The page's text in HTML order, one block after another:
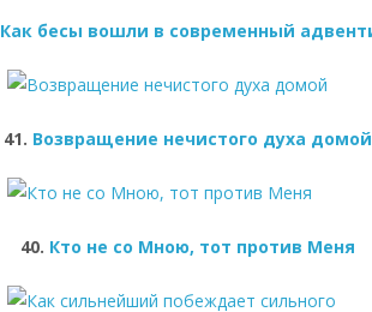
Как бесы вошли в современный
41. Возвращение нечистого духа домой
40. Кто не со Мною, тот против Меня